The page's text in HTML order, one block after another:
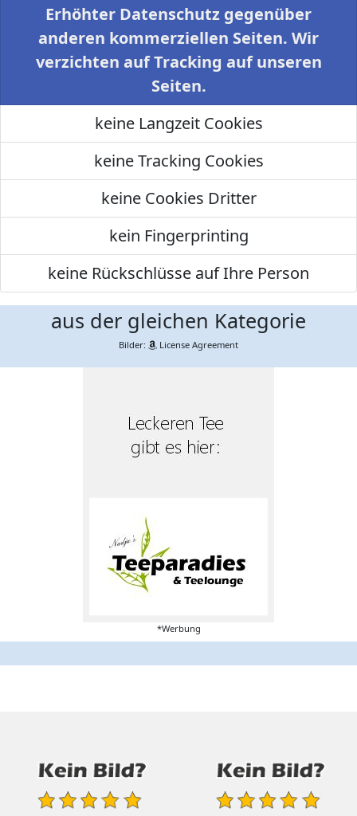
Erhöhter Datenschutz gegenüber
anderen kommerziellen Seiten. Wir
verzichten auf Tracking auf unseren
Seiten.
keine Langzeit Cookies
keine Tracking Cookies
keine Cookies Dritter
kein Fingerprinting
keine Rückschlüsse auf Ihre Person
aus der gleichen Kategorie
Bilder: License Agreement
*Werbung